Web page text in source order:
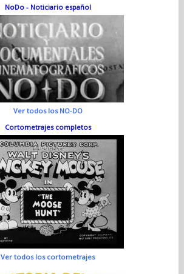
NoDo - Noticiario español
Ver todos los NO-DO
Cortometrajes completos
Ver todos los cortometrajes